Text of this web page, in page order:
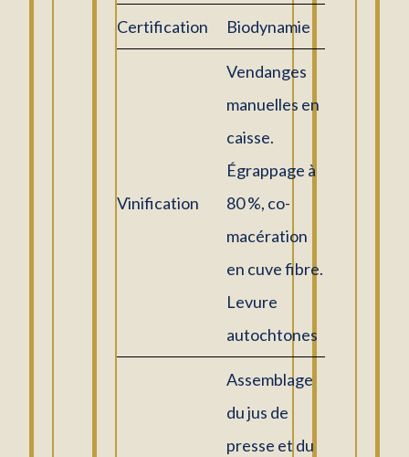
Certification Biodynamie
Vinification
Vendanges
manuelles en
caisse.
Égrappage à
80 %, co-
macération
en cuve fibre.
Levure
autochtones
Assemblage
du jus de
presse et du